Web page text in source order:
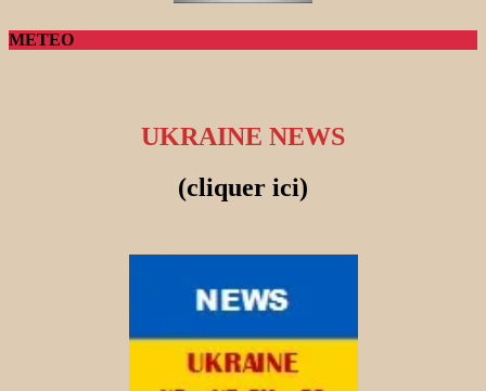
METEO
UKRAINE NEWS
(cliquer ici)